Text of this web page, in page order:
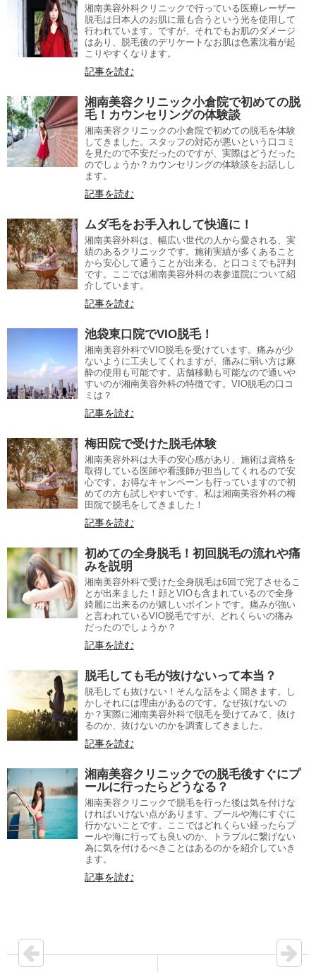
湘南美容外科クリニックで行っている医療レーザー
脱毛は日本人のお肌に最も合うという光を使用して
行われています。ですが、それでもお肌のダメージ
はあり、脱毛後のデリケートなお肌は色素沈着が起
こりやすくなります。
記事を読む
湘南美容クリニック小倉院で初めての脱
毛！カウンセリングの体験談
湘南美容クリニックの小倉院で初めての脱毛を体験
してきました。スタッフの対応が悪いという口コミ
を見たので不安だったのですが、実際はどうだった
のでしょうか？カウンセリングの体験談をお話しし
ます。
記事を読む
ムダ毛をお手入れして快適に！
湘南美容外科は、幅広い世代の人から愛される、実
績のあるクリニックです。施術実績が多くあること
から安心して通うことが出来る。と口コミでも評判
です。ここでは湘南美容外科の表参道院について紹
介しています。
記事を読む
池袋東口院でVIO脱毛！
湘南美容外科でVIO脱毛を受けています。痛みが少
ないように工夫してくれますが、痛みに弱い方は麻
酔の使用も可能です。店舗移動も可能なので通いや
すいのが湘南美容外科の特徴です。VIO脱毛の口コ
ミは？
記事を読む
梅田院で受けた脱毛体験
湘南美容外科は大手の安心感があり、施術は資格を
取得している医師や看護師が担当してくれるので安
心です。お得なキャンペーンも行っていますので初
めての方も試しやすいです。私は湘南美容外科の梅
田院で脱毛をしてきました！
記事を読む
初めての全身脱毛！初回脱毛の流れや痛
みを説明
湘南美容外科で受けた全身脱毛は6回で完了させるこ
とが出来ました！顔とVIOも含まれているので全身
綺麗に出来るのが嬉しいポイントです。痛みが強い
と言われているVIO脱毛ですが、どれくらいの痛み
だったのでしょうか？
記事を読む
脱毛しても毛が抜けないって本当？
脱毛しても抜けない！そんな話をよく聞きます。し
かしそれには理由があるのです。なぜ抜けないの
か？実際に湘南美容外科で脱毛を受けてみて、抜け
るのか、抜けないのかを調査してきました。
記事を読む
湘南美容クリニックでの脱毛後すぐにプ
ールに行ったらどうなる？
湘南美容クリニックで脱毛を行った後は気を付けな
ければいけない点があります。プールや海にすぐに
行かないことです。ここではどれくらい経ったらプ
ールや海に行っても良いのか、トラブルに繋げない
為に気を付けるべきことはあるのかを紹介していき
ます。
記事を読む